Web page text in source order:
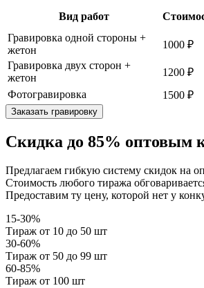
Вид работ
Гравировка одной стороны +
жетон
1000 ₽
Гравировка двух сторон +
жетон
1200 ₽
Фотогравировка
1500 ₽
Заказать гравировку
Скидка до 85% оптовым
Предлагаем гибкую систему скидок на
Стоимость любого тиража
Предоставим ту цену, которой нет у
15-30%
Тираж от 10 до 50 шт
30-60%
Тираж от 50 до 99 шт
60-85%
Тираж от 100 шт